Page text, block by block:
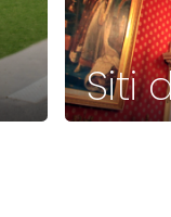
Siti